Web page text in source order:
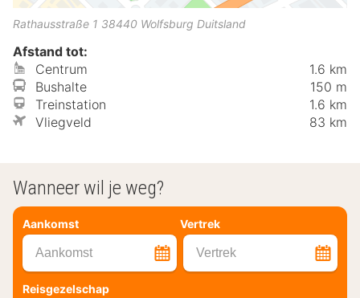
Rathausstraße 1 38440 Wolfsburg Duitsland
Afstand tot:
Centrum
1.6 km
Bushalte
150 m
Treinstation
1.6 km
Vliegveld
83 km
Wanneer wil je weg?
Aankomst Vertrek
Aankomst Vertrek
Reisgezelschap